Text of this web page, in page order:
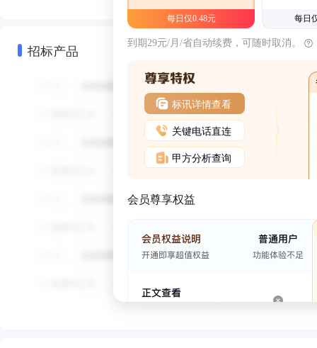
招标产品
每日仅0.48元 每日
到期29元/月/省自动续费，可随时取消。
标讯详情查看
关键电话直连
甲方分析查询
会员尊享权益